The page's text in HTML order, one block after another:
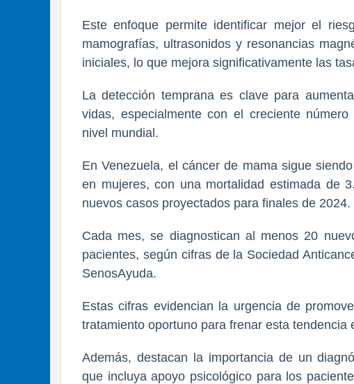
Este enfoque permite identificar mejor el
mamografías, ultrasonidos y resonancias
iniciales, lo que mejora significativamente las
La detección temprana es clave para
vidas, especialmente con el creciente
nivel mundial.
En Venezuela, el cáncer de mama sigue
en mujeres, con una mortalidad estimada de
nuevos casos proyectados para finales de 2024.
Cada mes, se diagnostican al menos 20
pacientes, según cifras de la Sociedad
SenosAyuda.
Estas cifras evidencian la urgencia de
tratamiento oportuno para frenar esta tendencia
Además, destacan la importancia de un
que incluya apoyo psicológico para los